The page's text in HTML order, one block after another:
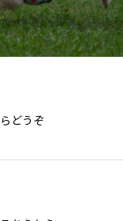
どうぞ